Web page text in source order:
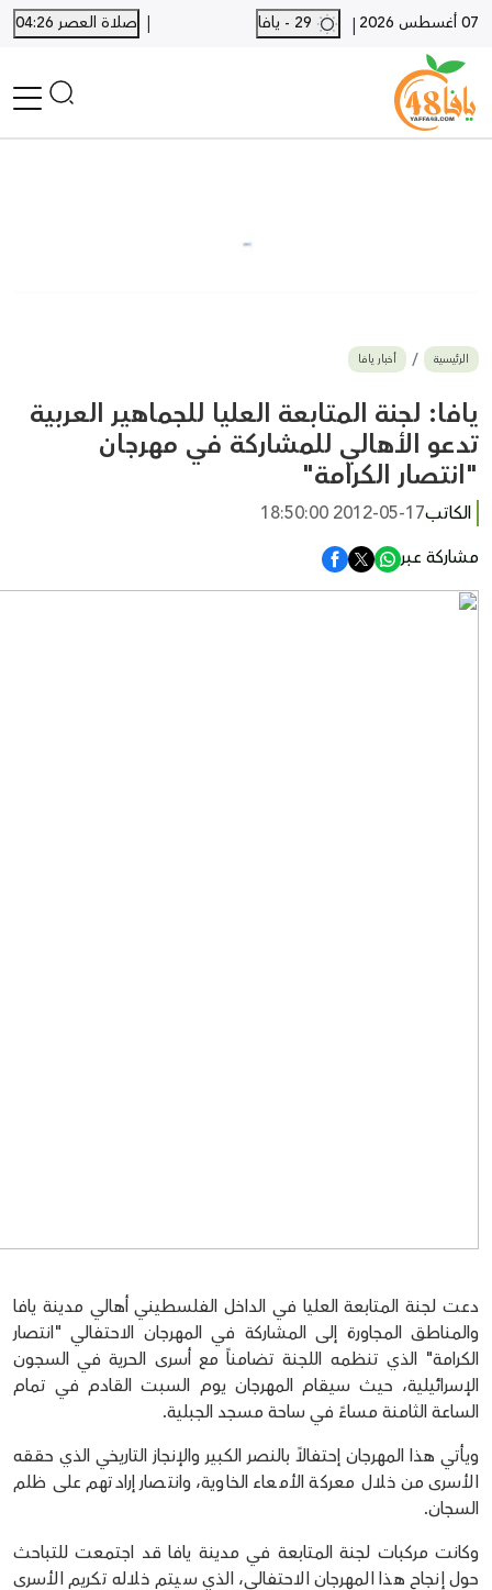
07 أغسطس 2026 |
| صلاة العصر 04:26
بيع وشراء
أخبار القدس
وفيات
المزيد
الرئيسية أخبار يافا
يافا: لجنة المتابعة العليا للجماهير العربية
تدعو الأهالي للمشاركة في مهرجان
"انتصار الكرامة"
الكاتب2012-05-17 18:50:00
مشاركة عبر
دعت لجنة المتابعة العليا في الداخل الفلسطيني أهالي مدينة يافا
والمناطق المجاورة إلى المشاركة في المهرجان الاحتفالي "انتصار
الكرامة" الذي تنظمه اللجنة تضامناً مع أسرى الحرية في السجون
الإسرائيلية، حيث سيقام المهرجان يوم السبت القادم في تمام
الساعة الثامنة مساءً في ساحة مسجد الجبلية.
ويأتي هذا المهرجان إحتفالاً بالنصر الكبير والإنجاز التاريخي الذي حققه
الأسرى من خلال معركة الأمعاء الخاوية، وانتصار إرادتهم على ظلم
السجان.
وكانت مركبات لجنة المتابعة في مدينة يافا قد اجتمعت للتباحث
حول إنجاح هذا المهرجان الاحتفالي، الذي سيتم خلاله تكريم الأسرى